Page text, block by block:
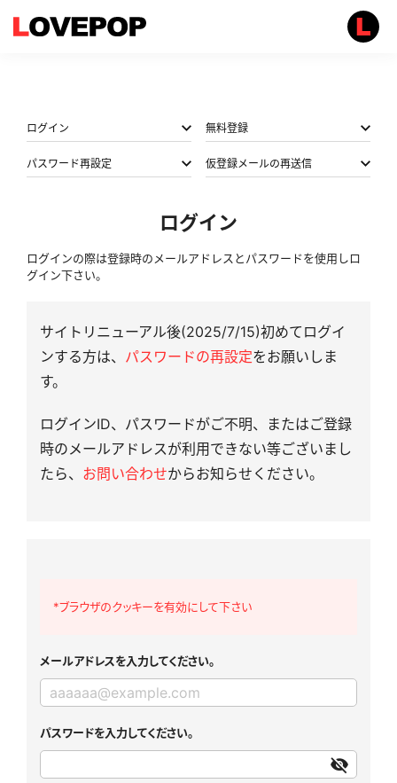
ログイン 無料登録
パスワード再設定 仮登録メールの再送信
ログイン
ログインの際は登録時のメールアドレスとパスワードを使用しロ
グイン下さい。
サイトリニューアル後(2025/7/15)初めてログイ
ンする方は、 パスワードの再設定をお願いしま
す。
ログインID、パスワードがご不明、またはご登録
時のメールアドレスが利用できない等ございまし
たら、 お問い合わせからお知らせください。
*ブラウザのクッキーを有効にして下さい
メールアドレスを入力してください。
パスワードを入力してください。